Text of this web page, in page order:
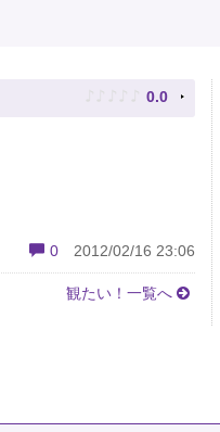
♪ ♪ ♪ ♪ ♪ 0.0
0 2012/02/16 23:06
観たい！一覧へ